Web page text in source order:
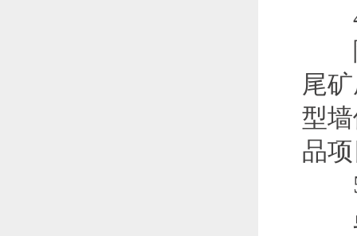
4.
随
尾
型
品
5.
虽